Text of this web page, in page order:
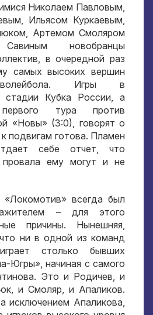
Николаем Павловым,
Ильясом Куркаевым,
Артемом Смоляром
новобранцы
в очередной раз
самых высоких вершин
волейбола. Игры в
стадии Кубка России, а
тура против
«Новы» (3:0), говорят о
подвигам готова. Пламен
себе отчет, что
ему могут и не
всегда был
– для этого
причины. Нынешняя,
ни в одной из команд
столько бывших
Югры», начиная с самого
Это и Родичев, и
и Смоляр, и Апаликов.
исключением Апаликова,